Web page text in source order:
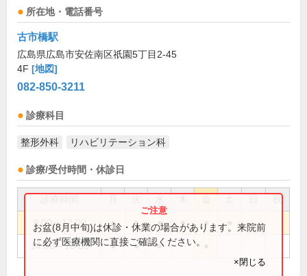
所在地・電話番号
古市橋駅
広島県広島市安佐南区祇園5丁目2-45
4F [地図]
082-850-3211
診療科目
整形外科 リハビリテーション科
診療/受付時間・休診日
祝
9:00～12:00 ● ● ● ● ●
14:30～18:00 ● ● ●
お盆(8月中旬)は休診・休業の場合があります。来院前
に必ず医療機関に直接ご確認ください。
×閉じる